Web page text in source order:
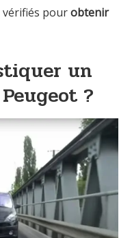
vérifiés pourobtenir
un
?